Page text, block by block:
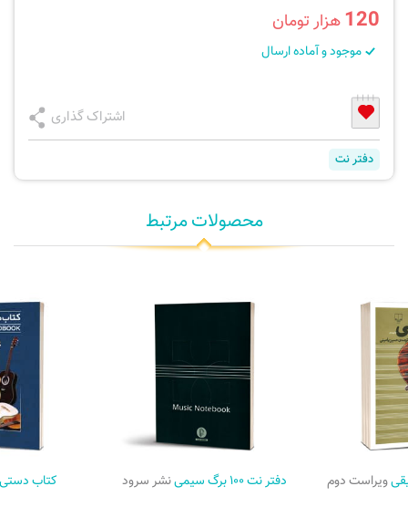
120هزار تومان
موجود و آماده ارسال
اشتراک گذاری
دفتر نت
محصولات مرتبط
ویراست دوم دفتر نت ۱۰۰ برگ سیمی نشر سرود کتاب دستی